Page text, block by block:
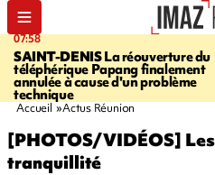
07:54
CAMPAGNE SUCRIÈRELa
accuse Tereos de faire porter la
responsabilité de la crise à l'usine
Bois-Rouge, aux planteurs
Accueil Actus Réunion
[PHOTOS/VIDÉOS]
tranquillité